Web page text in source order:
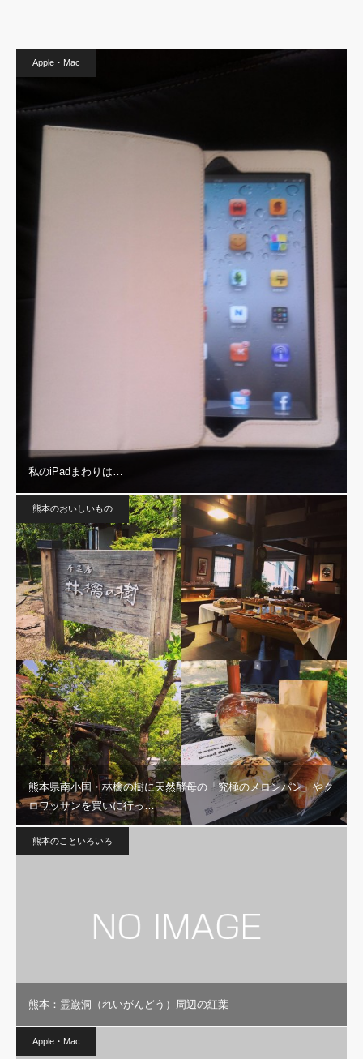
Apple・Mac
私のiPadまわりは…
熊本のおいしいもの
熊本県南小国・林檎の樹に天然酵母の「究極のメロンパン」やク
ロワッサンを買いに行っ…
熊本のこといろいろ
熊本：霊巌洞（れいがんどう）周辺の紅葉
Apple・Mac